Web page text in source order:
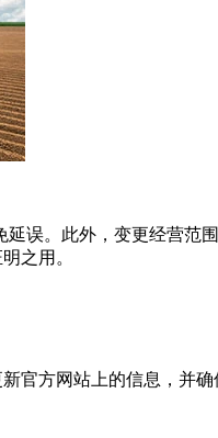
误。此外，变更经营范
之用。
官方网站上的信息，并